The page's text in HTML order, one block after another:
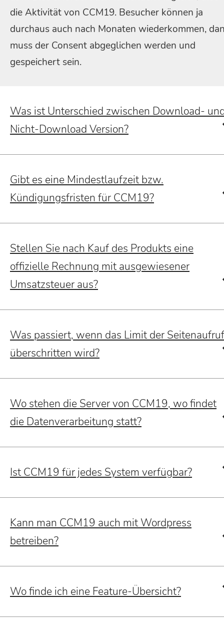
die Aktivität von CCM19. Besucher können ja
durchaus auch nach Monaten wiederkommen,
muss der Consent abgeglichen werden und
gespeichert sein.
Was ist Unterschied zwischen Download-
Nicht-Download Version?
Gibt es eine Mindestlaufzeit bzw.
Kündigungsfristen für CCM19?
Stellen Sie nach Kauf des Produkts eine
offizielle Rechnung mit ausgewiesener
Umsatzsteuer aus?
Was passiert, wenn das Limit der
überschritten wird?
Wo stehen die Server von CCM19, wo findet
die Datenverarbeitung statt?
Ist CCM19 für jedes System verfügbar?
Kann man CCM19 auch mit Wordpress
betreiben?
Wo finde ich eine Feature-Übersicht?